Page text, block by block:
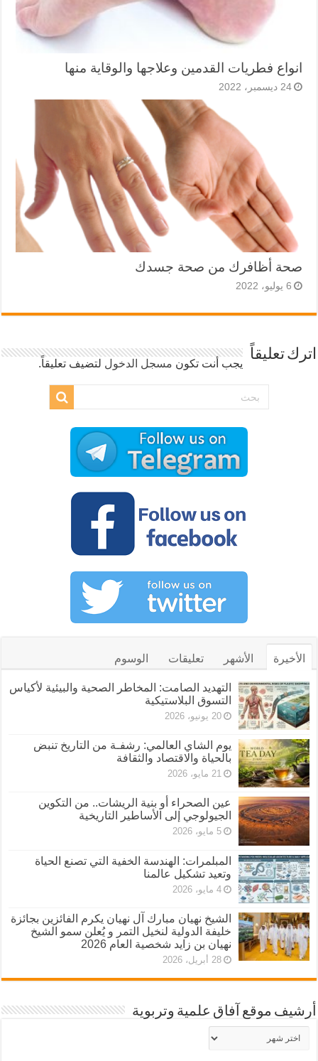
انواع فطريات القدمين وعلاجها والوقاية منها
24 ديسمبر، 2022
صحة أظافرك من صحة جسدك
6 يوليو، 2022
اترك تعليقاً
يجب أنت تكون مسجل الدخول لتضيف تعليقاً.
الأخيرة الأشهر تعليقات الوسوم
التهديد الصامت: المخاطر الصحية والبيئية لأكياس
التسوق البلاستيكية
20 يونيو، 2026
يوم الشاي العالمي: رشفـة من التاريخ تنبض
بالحياة والاقتصاد والثقافة
21 مايو، 2026
عين الصحراء أو بنية الريشات.. من التكوين
الجيولوجي إلى الأساطير التاريخية
5 مايو، 2026
المبلمرات: الهندسة الخفية التي تصنع الحياة
وتعيد تشكيل عالمنا
4 مايو، 2026
الشيخ نهيان مبارك آل نهيان يكرم الفائزين بجائزة
خليفة الدولية لنخيل التمر و يُعلن سمو الشيخ
نهيان بن زايد شخصية العام 2026
28 أبريل، 2026
أرشيف موقع آفاق علمية وتربوية
أرشيف
موقع